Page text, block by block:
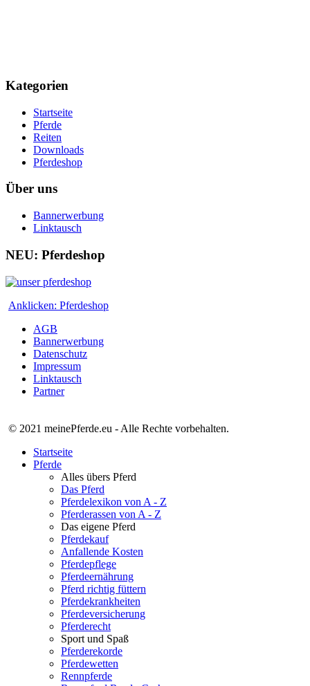
Kategorien
Startseite
Pferde
Reiten
Downloads
Pferdeshop
Über uns
Bannerwerbung
Linktausch
NEU: Pferdeshop
Anklicken: Pferdeshop
AGB
Bannerwerbung
Datenschutz
Impressum
Linktausch
Partner
© 2021 meinePferde.eu - Alle Rechte vorbehalten.
Startseite
Pferde
Alles übers Pferd
Das Pferd
Pferdelexikon von A - Z
Pferderassen von A - Z
Das eigene Pferd
Pferdekauf
Anfallende Kosten
Pferdepflege
Pferdeernährung
Pferd richtig füttern
Pferdekrankheiten
Pferdeversicherung
Pferderecht
Sport und Spaß
Pferderekorde
Pferdewetten
Rennpferde